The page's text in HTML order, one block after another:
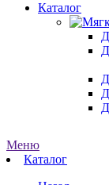
Каталог
Меню
Каталог